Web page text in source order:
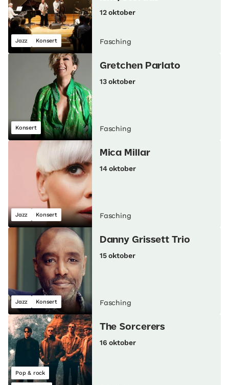
Jazz Konsert
12 oktober
Fasching
Konsert
Gretchen Parlato
13 oktober
Fasching
Jazz Konsert
Mica Millar
14 oktober
Fasching
Jazz Konsert
Danny Grissett Trio
15 oktober
Fasching
Pop & rock
The Sorcerers
16 oktober